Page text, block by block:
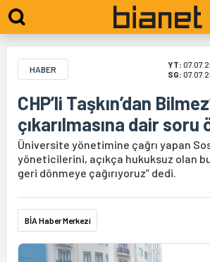
HABER YT:
SG:
CHP’li Taşkın’dan
çıkarılmasına dair soru
Üniversite yönetimine çağrı yapan
yöneticilerini, açıkça hukuksuz olan
geri dönmeye çağırıyoruz” dedi.
BİA Haber Merkezi